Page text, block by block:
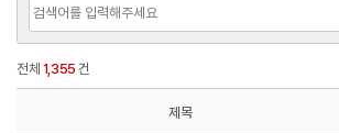
전체 1,355 건
제목